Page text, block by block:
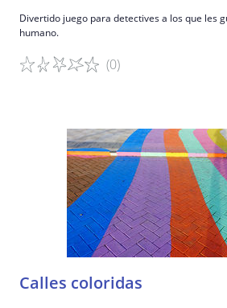
Divertido juego para detectives a los que les
humano.
(0)
Calles coloridas